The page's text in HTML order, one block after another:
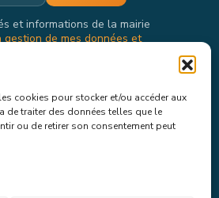
cookies pour stocker et/ou accéder aux
de traiter des données telles que le
ou de retirer son consentement peut
et informations de la mairie
gestion de mes données et